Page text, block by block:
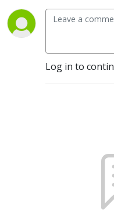
Log in to